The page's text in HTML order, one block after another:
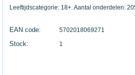
Leeftijdscategorie: 18+. Aantal onderdelen:
EAN code: 5702018069271
Stock: 1